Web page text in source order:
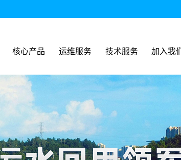
核心产品 运维服务 技术服务 加入我们